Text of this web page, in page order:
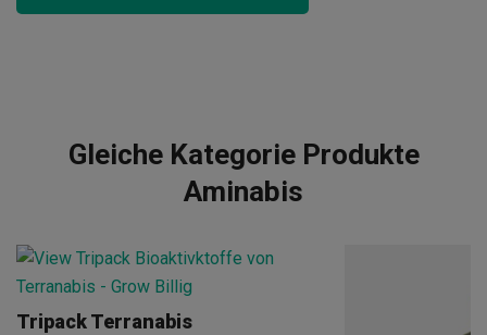
Gleiche Kategorie Produkte
Aminabis
Tripack Terranabis